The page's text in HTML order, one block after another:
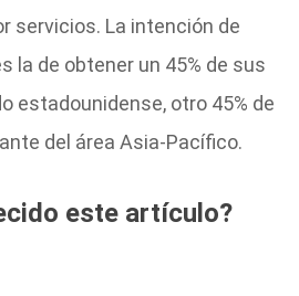
servicios. La intención de
la de obtener un 45% de sus
estadounidense, otro 45% de
del área Asia-Pacífico.
este artículo?